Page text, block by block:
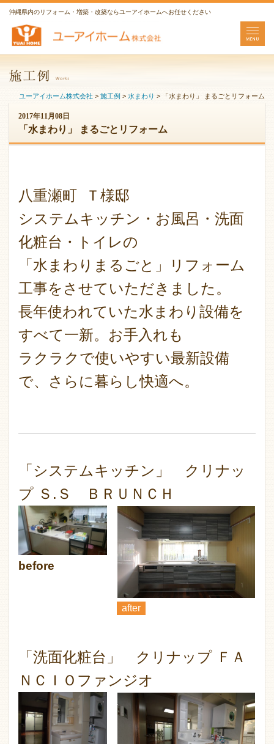
沖縄県内のリフォーム・増築・改築ならユーアイホームへお任せください
ユーアイホーム株式会社 > 施工例 > 水まわり > 「水まわり」 まるごとリフォーム
2017年11月08日
「水まわり」 まるごとリフォーム
八重瀬町 Ｔ様邸
システムキッチン・お風呂・洗面
化粧台・トイレの
「水まわりまるごと」リフォーム
工事をさせていただきました。
長年使われていた水まわり設備を
すべて一新。お手入れも
ラクラクで使いやすい最新設備
で、さらに暮らし快適へ。
「システムキッチン」 クリナッ
プ Ｓ.Ｓ ＢＲＵＮＣＨ
before
after
「洗面化粧台」 クリナップ ＦＡ
ＮＣＩＯファンジオ